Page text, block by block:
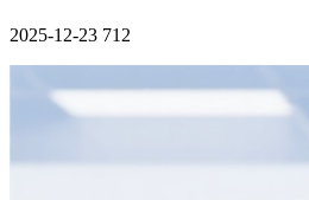
2025-12-23 712